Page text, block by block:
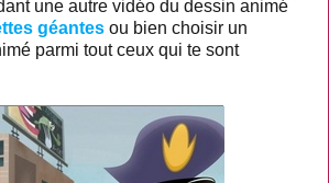
une autre vidéo du dessin animé
géantes ou bien choisir un
parmi tout ceux qui te sont